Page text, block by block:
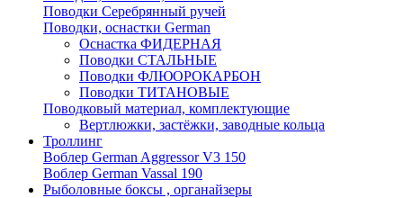
Поводки Серебрянный ручей
Поводки, оснастки German
Оснастка ФИДЕРНАЯ
Поводки СТАЛЬНЫЕ
Поводки ФЛЮОРОКАРБОН
Поводки ТИТАНОВЫЕ
Поводковый материал, комплектующие
Вертлюжки, застёжки, заводные кольца
Троллинг
Воблер German Aggressor V3 150
Воблер German Vassal 190
Рыболовные боксы , органайзеры